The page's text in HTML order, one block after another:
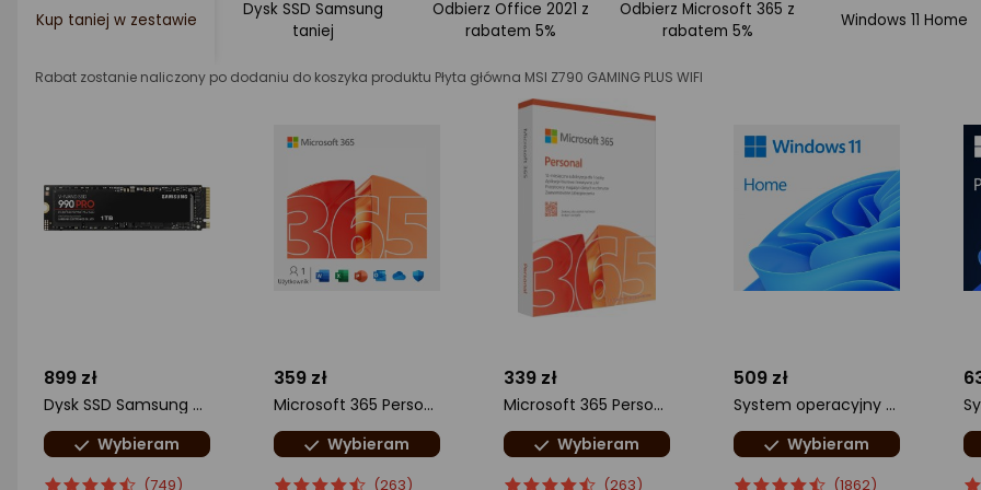
Kup taniej w zestawie
Dysk SSD Samsung
taniej
Odbierz Office 2021 z
rabatem 5%
Odbierz Microsoft 365 z
rabatem 5%
Windows 11 Home
Rabat zostanie naliczony po dodaniu do koszyka produktu Płyta główna MSI Z790 GAMING PLUS WIFI
899 zł
Dysk SSD Samsung 990 PRO 1TB M.2 2280 PCI-E x4 Gen4 NVMe (MZ-V9P1T0BW)
Wybieram
ocena
Ocena
(749)
359 zł
Microsoft 365 Personal ML (EP2-32306)
Wybieram
ocena
Ocena
(263)
339 zł
Microsoft 365 Personal PL (EP2-32454)
Wybieram
ocena
Ocena
(263)
509 zł
System operacyjny Microsoft Windows 11 Home PL 64 bit OEM (KW9-00648)
Wybieram
ocena
Ocena
(1862)